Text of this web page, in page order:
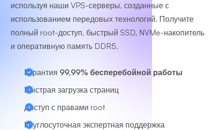
используя наши VPS-серверы, созданные с
использованием передовых технологий. Получите
полный root-доступ, быстрый SSD, NVMe-накопитель
и оперативную память DDR5.
Гарантия 99,99% бесперебойной работы
Быстрая загрузка страниц
Доступ с правами root
Круглосуточная экспертная поддержка